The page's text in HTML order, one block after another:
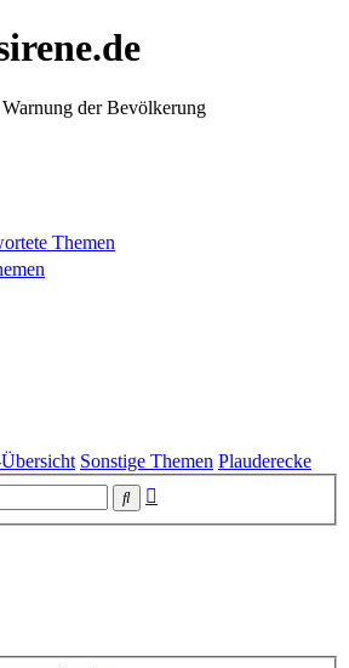
der Bevölkerung
Themen
Sonstige Themen Plauderecke
Suche